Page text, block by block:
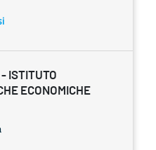
- ISTITUTO
ECONOMICHE